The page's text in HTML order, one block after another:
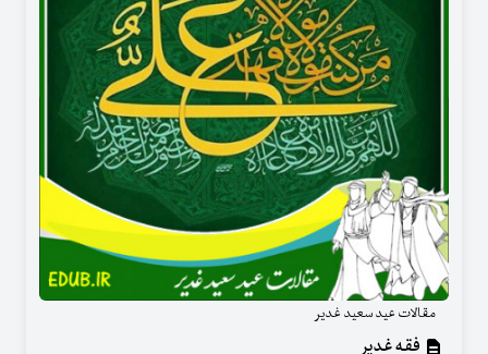
مقالات عید سعید غدیر
فقه غدیر